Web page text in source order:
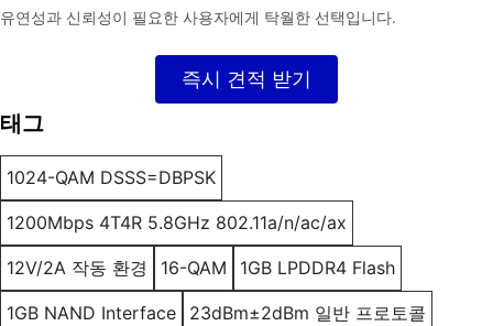
유연성과 신뢰성이 필요한 사용자에게 탁월한 선택입니다.
즉시 견적 받기
태그
1024-QAM DSSS=DBPSK
1200Mbps 4T4R 5.8GHz 802.11a/n/ac/ax
12V/2A 작동 환경 16-QAM 1GB LPDDR4 Flash
1GB NAND Interface 23dBm±2dBm 일반 프로토콜